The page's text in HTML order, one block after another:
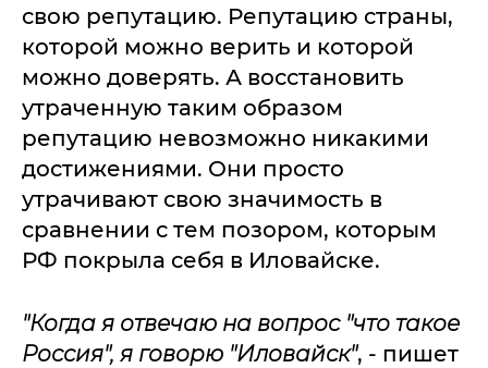
свою репутацию. Репутацию страны,
которой можно верить и которой
можно доверять. А восстановить
утраченную таким образом
репутацию невозможно никакими
достижениями. Они просто
утрачивают свою значимость в
сравнении с тем позором, которым
РФ покрыла себя в Иловайске.
"Когда я отвечаю на вопрос "что такое
Россия", я говорю "Иловайск", - пишет